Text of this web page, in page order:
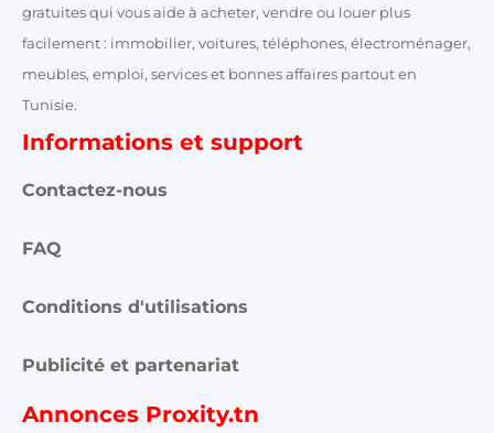
gratuites qui vous aide à acheter, vendre ou louer plus
facilement : immobilier, voitures, téléphones, électroménager,
meubles, emploi, services et bonnes affaires partout en
Tunisie.
Informations et support
Contactez-nous
FAQ
Conditions d'utilisations
Publicité et partenariat
Annonces Proxity.tn